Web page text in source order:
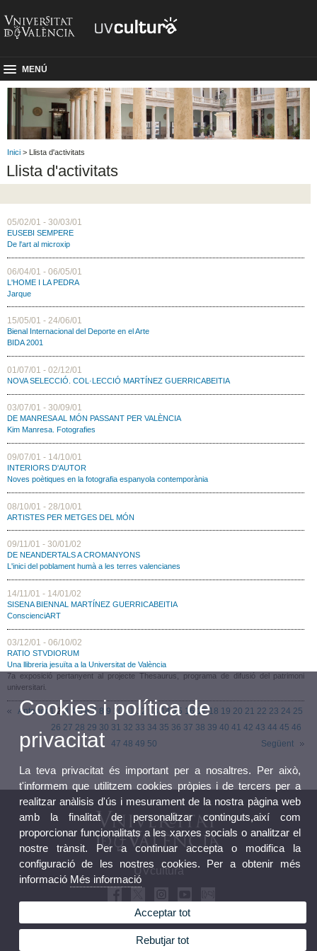
MENÚ
Inici > Llista d'activitats
Llista d'activitats
05/02/01 - 30/03/01
EUSEBI SEMPERE
De l'art al microxip
06/04/01 - 06/05/01
L'HOME I LA PEDRA
Jarque
15/05/01 - 24/06/01
Bienal Internacional del Deporte en el Arte
BIDA 2001
01/07/01 - 02/12/01
NOVA SELECCIÓ. COL·LECCIÓ MARTÍNEZ GUERRICABEITIA
03/07/01 - 30/09/01
DE MANRESA AL MÓN PASSANT PER VALÈNCIA
Kim Manresa. Fotografies
09/07/01 - 14/10/01
INTERIORS D'AUTOR
Noves poètiques en la fotografia espanyola contemporània
08/10/01 - 28/10/01
ARTISTES PER METGES DEL MÓN
09/11/01 - 30/01/02
DE NEANDERTALS A CROMANYONS
L'inici del poblament humà a les terres valencianes
14/11/01 - 14/01/02
SISENA BIENNAL MARTÍNEZ GUERRICABEITIA
ConscienciART
03/12/01 - 06/10/02
RATIO STVDIORUM
Una llibreria jesuïta a la Universitat de València
7a exposició pertanyent al projecte Thesaurus, programa de difusió del patrimoni
universitari.
Anterior1 2 3 4 5 6 7 8 9 10 11 12 13 14 15 16 17 18 19 20 21 22 23 24 25
26 27 28 29 30 31 32 33 34 35 36 37 38 39 40 41 42 43 44 45 46
47 48 49 50 Següent
UVcultura
Cookies i política de
privacitat
La teva privacitat és important per a nosaltres. Per això,
t'informem que utilitzem cookies pròpies i de tercers per a
realitzar anàlisis d'ús i mesurament de la nostra pàgina web
amb la finalitat de personalitzar continguts,així com
proporcionar funcionalitats a les xarxes socials o analitzar el
nostre trànsit. Per a continuar accepta o modifica la
configuració de les nostres cookies. Per a obtenir més
informació Més informació
Acceptar tot
Rebutjar tot